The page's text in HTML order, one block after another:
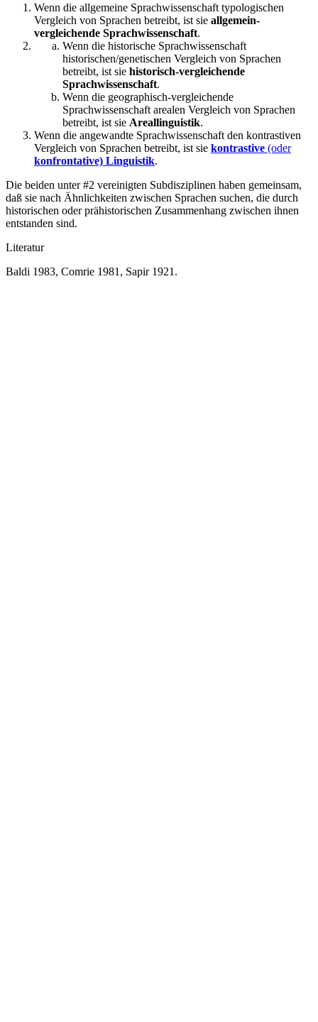
Wenn die allgemeine Sprachwissenschaft typologischen
Vergleich von Sprachen betreibt, ist sie allgemein-
vergleichende Sprachwissenschaft.
Wenn die historische Sprachwissenschaft
historischen/genetischen Vergleich von Sprachen
betreibt, ist sie historisch-vergleichende
Sprachwissenschaft.
Wenn die geographisch-vergleichende
Sprachwissenschaft arealen Vergleich von Sprachen
betreibt, ist sie Areallinguistik.
Wenn die angewandte Sprachwissenschaft den kontrastiven
Vergleich von Sprachen betreibt, ist sie kontrastive (oder
konfrontative) Linguistik.
Die beiden unter #2 vereinigten Subdisziplinen haben gemeinsam,
daß sie nach Ähnlichkeiten zwischen Sprachen suchen, die durch
historischen oder prähistorischen Zusammenhang zwischen ihnen
entstanden sind.
Literatur
Baldi 1983, Comrie 1981, Sapir 1921.